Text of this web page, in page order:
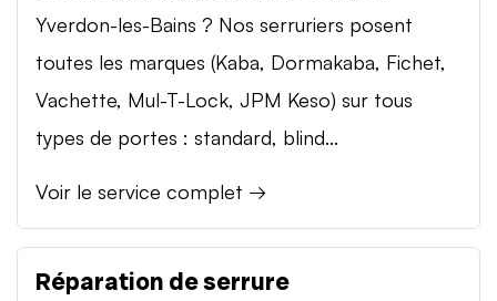
Yverdon-les-Bains ? Nos serruriers posent
toutes les marques (Kaba, Dormakaba, Fichet,
Vachette, Mul-T-Lock, JPM Keso) sur tous
types de portes : standard, blind...
Voir le service complet →
Réparation de serrure